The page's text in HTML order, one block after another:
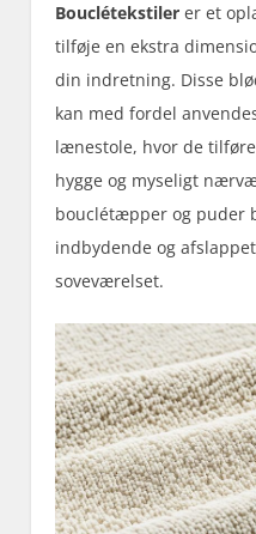
Bouclétekstiler er et
tilføje en ekstra
din indretning. Disse
kan med fordel
lænestole, hvor de
hygge og myseligt
bouclétæpper og puder
indbydende og
soveværelset.